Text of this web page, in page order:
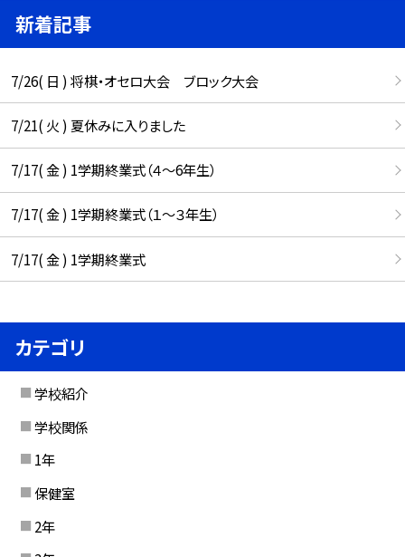
新着記事
7/26( 日 ) 将棋・オセロ大会 ブロック大会
7/21( 火 ) 夏休みに入りました
7/17( 金 ) 1学期終業式（４～6年生）
7/17( 金 ) 1学期終業式（１～３年生）
7/17( 金 ) 1学期終業式
カテゴリ
学校紹介
学校関係
1年
保健室
2年